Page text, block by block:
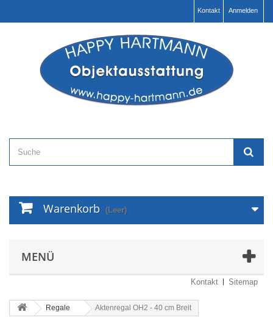
Anmelden
Kontakt
Warenkorb (Leer)
MENÜ
Kontakt Sitemap
Regale Aktenregal OH2 - 40 cm Breit